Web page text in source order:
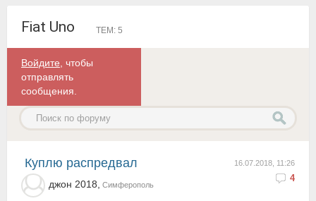
Fiat Uno ТЕМ: 5
Войдите , чтобы
отправлять
сообщения.
16.07.2018, 11:26
4
куплю распредвал
джон 2018, Симферополь